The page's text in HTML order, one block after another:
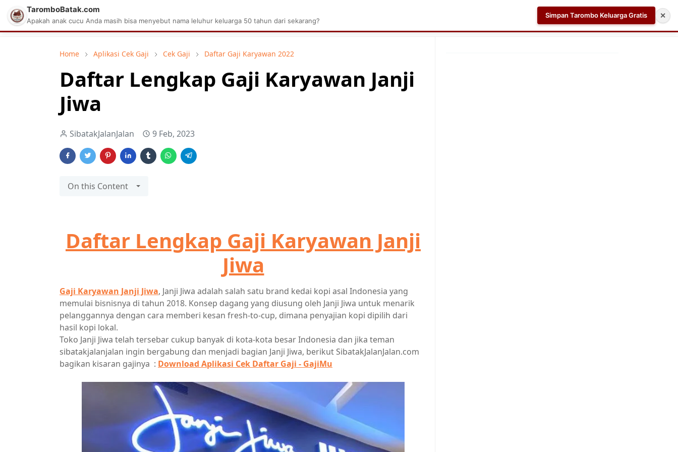
Matius Celcius Sinaga Aplikasi Pabrik Kelapa Sawit Tarombo Batak Aplikasi AI Teleprompter dan Pembuat Skrip Video
Home Aplikasi Cek Gaji Cek Gaji Daftar Gaji Karyawan 2022
Daftar Lengkap Gaji Karyawan Janji
Jiwa
SibatakJalanJalan 9 Feb, 2023
On this Content
Daftar Lengkap Gaji Karyawan Janji
Jiwa
Gaji Karyawan Janji Jiwa, Janji Jiwa adalah salah satu brand kedai kopi asal Indonesia yang
memulai bisnisnya di tahun 2018. Konsep dagang yang diusung oleh Janji Jiwa untuk menarik
pelanggannya dengan cara memberi kesan fresh-to-cup, dimana penyajian kopi dipilih dari
hasil kopi lokal.
Toko Janji Jiwa telah tersebar cukup banyak di kota-kota besar Indonesia dan jika teman
sibatakjalanjalan ingin bergabung dan menjadi bagian Janji Jiwa, berikut SibatakJalanJalan.com
bagikan kisaran gajinya : Download Aplikasi Cek Daftar Gaji - GajiMu
TaromboBatak.com
Apakah anak cucu Anda masih bisa menyebut nama leluhur keluarga 50 tahun dari sekarang?
Simpan Tarombo Keluarga Gratis ✕